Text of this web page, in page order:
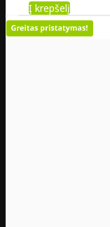
Į krepšelį